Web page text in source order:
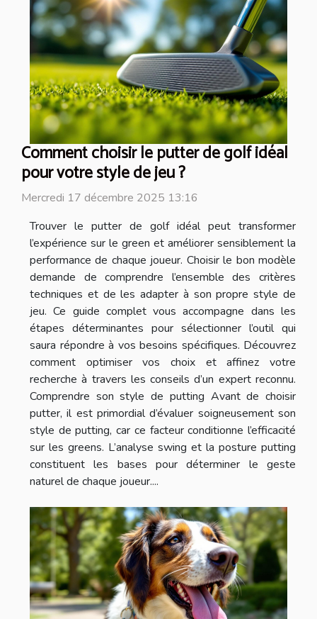
Comment choisir le putter de golf idéal
pour votre style de jeu ?
Mercredi 17 décembre 2025 13:16
Trouver le putter de golf idéal peut transformer
l’expérience sur le green et améliorer sensiblement la
performance de chaque joueur. Choisir le bon modèle
demande de comprendre l’ensemble des critères
techniques et de les adapter à son propre style de
jeu. Ce guide complet vous accompagne dans les
étapes déterminantes pour sélectionner l’outil qui
saura répondre à vos besoins spécifiques. Découvrez
comment optimiser vos choix et affinez votre
recherche à travers les conseils d’un expert reconnu.
Comprendre son style de putting Avant de choisir
putter, il est primordial d’évaluer soigneusement son
style de putting, car ce facteur conditionne l’efficacité
sur les greens. L’analyse swing et la posture putting
constituent les bases pour déterminer le geste
naturel de chaque joueur....